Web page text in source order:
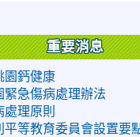
重要消息
園鈣健康
緊急傷病處理辦法
理原則
平等教育委員會設置要